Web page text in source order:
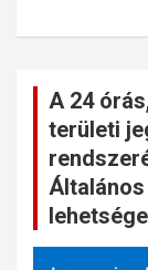
A 24
területi